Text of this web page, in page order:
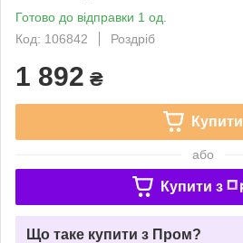
Готово до відправки 1 од.
Код: 106842
Роздріб
1 892 ₴
Купити
або
Купити з
Що таке купити з Пром?